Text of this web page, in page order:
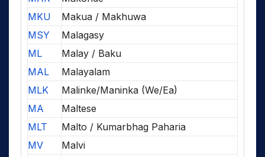
MKU
Makua / Makhuwa
MSY
Malagasy
ML
Malay / Baku
MAL
Malayalam
MLK
Malinke/Maninka (We/Ea)
MA
Maltese
MLT
Malto / Kumarbhag Paharia
MV
Malvi